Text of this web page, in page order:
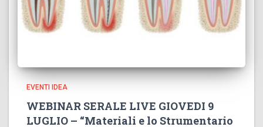
EVENTI IDEA
WEBINAR SERALE LIVE GIOVEDI 9
LUGLIO – “Materiali e lo Strumentario